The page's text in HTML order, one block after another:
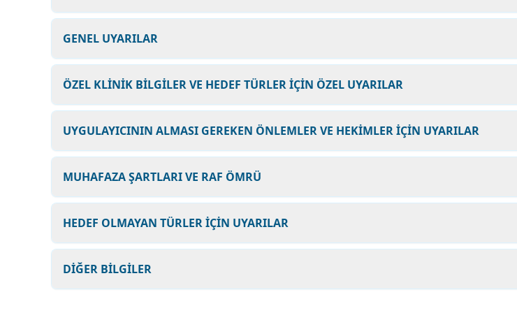
GENEL UYARILAR
ÖZEL KLİNİK BİLGİLER VE HEDEF TÜRLER İÇİN ÖZEL UYARILAR
UYGULAYICININ ALMASI GEREKEN ÖNLEMLER VE HEKİMLER İÇİN UYARILAR
MUHAFAZA ŞARTLARI VE RAF ÖMRÜ
HEDEF OLMAYAN TÜRLER İÇİN UYARILAR
DİĞER BİLGİLER